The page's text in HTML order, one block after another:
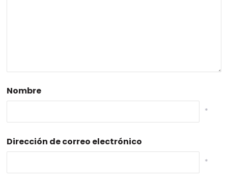
Nombre
*
Dirección de correo electrónico
*